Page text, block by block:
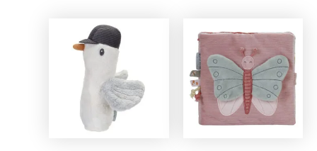
Oorspronkelijke
prijs
was:
€7,99.
Huidige
prijs
is:
€6,31.
prijs
was:
€17,99.
prijs
is:
€14,21.